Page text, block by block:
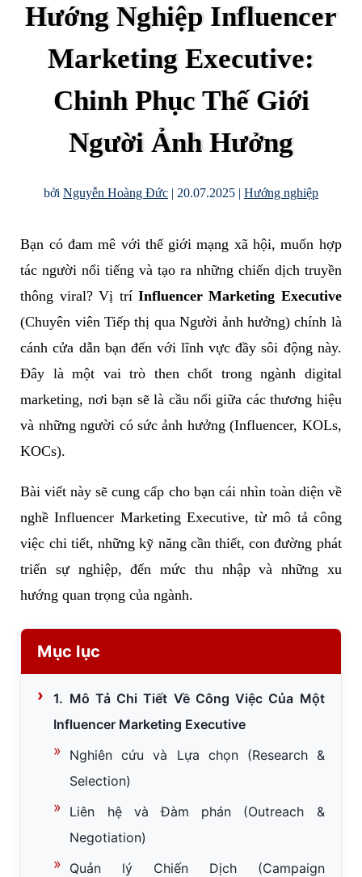
Hướng Nghiệp Influencer
Marketing Executive:
Chinh Phục Thế Giới
Người Ảnh Hưởng
bởi Nguyễn Hoàng Đức | 20.07.2025 | Hướng nghiệp
Bạn có đam mê với thế giới mạng xã hội, muốn hợp
tác người nổi tiếng và tạo ra những chiến dịch truyền
thông viral? Vị trí Influencer Marketing Executive
(Chuyên viên Tiếp thị qua Người ảnh hưởng) chính là
cánh cửa dẫn bạn đến với lĩnh vực đầy sôi động này.
Đây là một vai trò then chốt trong ngành digital
marketing, nơi bạn sẽ là cầu nối giữa các thương hiệu
và những người có sức ảnh hưởng (Influencer, KOLs,
KOCs).
Bài viết này sẽ cung cấp cho bạn cái nhìn toàn diện về
nghề Influencer Marketing Executive, từ mô tả công
việc chi tiết, những kỹ năng cần thiết, con đường phát
triển sự nghiệp, đến mức thu nhập và những xu
hướng quan trọng của ngành.
Mục lục
1. Mô Tả Chi Tiết Về Công Việc Của Một
Influencer Marketing Executive
Nghiên cứu và Lựa chọn (Research &
Selection)
Liên hệ và Đàm phán (Outreach &
Negotiation)
Quản lý Chiến Dịch (Campaign